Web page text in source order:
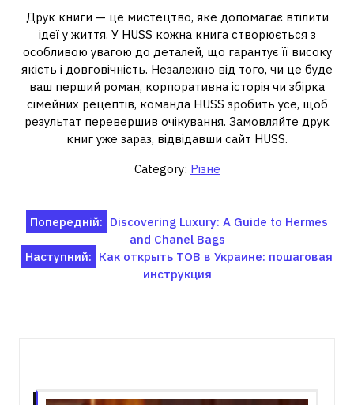
Друк книги — це мистецтво, яке допомагає втілити
ідеї у життя. У HUSS кожна книга створюється з
особливою увагою до деталей, що гарантує її високу
якість і довговічність. Незалежно від того, чи це буде
ваш перший роман, корпоративна історія чи збірка
сімейних рецептів, команда HUSS зробить усе, щоб
результат перевершив очікування. Замовляйте друк
книг уже зараз, відвідавши сайт HUSS.
Category: Різне
Навігація
записів
Попередній: Discovering Luxury: A Guide to Hermes
and Chanel Bags
Наступний: Как открыть ТОВ в Украине: пошаговая
инструкция